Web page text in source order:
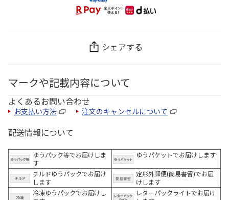
シェアする
マークや記載内容について
よくあるお問い合わせ
お支払い方法 注文のキャンセルについて
配送情報について
ゆうパック等でお届けしま
す
ゆうパケットでお届けします
チルドゆうパックでお届け
します
定形外郵便(簡易書留)でお届
けします
冷凍ゆうパックでお届けし
レターパックライトでお届け